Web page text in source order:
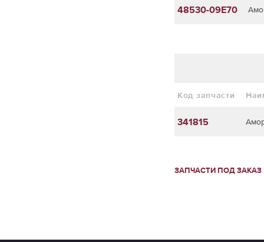
48530-09E70
Код запчасти
341815
ЗАПЧАСТИ ПОД ЗАКАЗ